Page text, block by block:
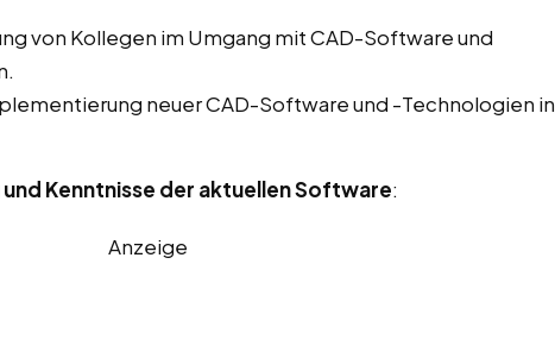
von Kollegen im Umgang mit CAD-Software und
neuer CAD-Software und -Technologien in
Kenntnisse der aktuellen Software:
Anzeige